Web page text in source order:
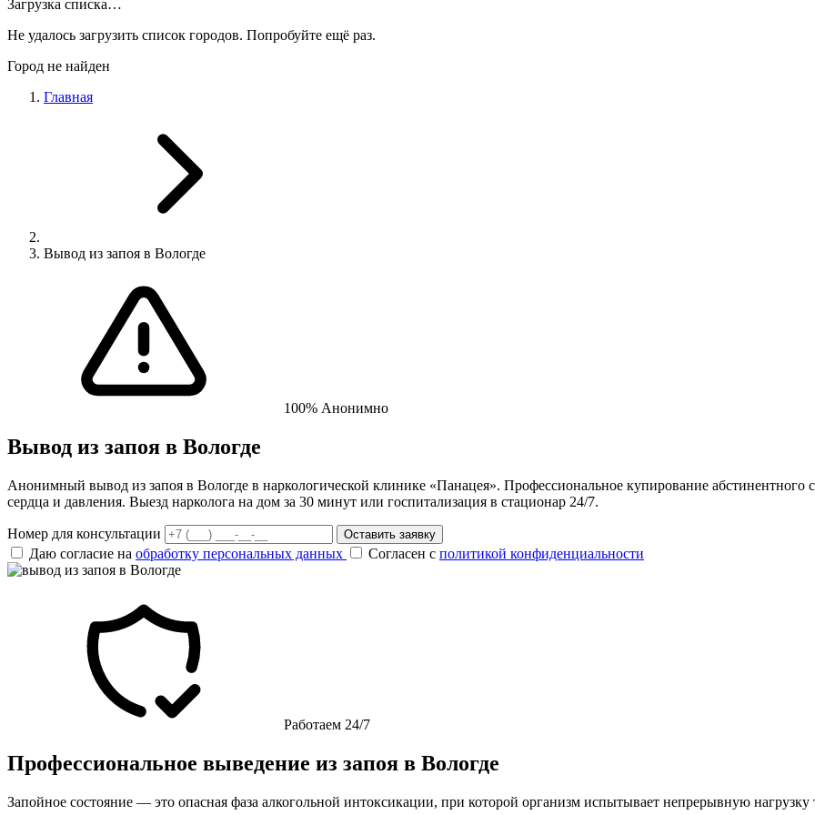
Загрузка списка…
Не удалось загрузить список городов. Попробуйте ещё раз.
Город не найден
Главная
Вывод из запоя в Вологде
100% Анонимно
Вывод из запоя в Вологде
Анонимный вывод из запоя в Вологде в наркологической клинике «Панацея». Профессиональное купирование абстинентного
сердца и давления. Выезд нарколога на дом за 30 минут или госпитализация в стационар 24/7.
Номер для консультации Оставить заявку
Даю согласие на обработку персональных данных Согласен с политикой конфиденциальности
Работаем 24/7
Профессиональное выведение из запоя в Вологде
Запойное состояние — это опасная фаза алкогольной интоксикации, при которой организм испытывает непрерывную